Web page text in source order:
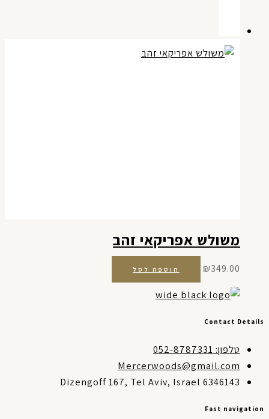
משולש אפריקאי זהב
₪349.00 הוספה לסל
Contact
טלפון: 052-8787331
Mercerwoods@gmail.com
Dizengoff 167, Tel Aviv, Israel 6346143
Fast